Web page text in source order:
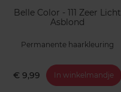
Belle Color - 111 Zeer Licht
Asblond
Permanente haarkleuring
€ 9,99 In winkelmandje